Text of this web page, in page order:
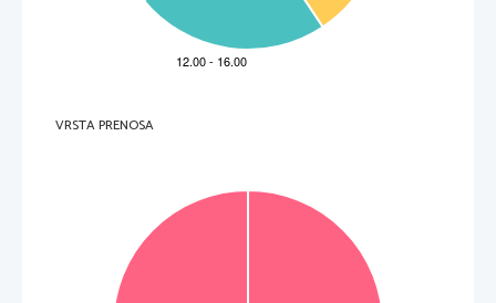
________________________________________________________________
3.  What do the balloon tyres prevent?
________________________________________________________________
4.  Which pilots can land on glaciers?
VRSTA PRENOSA